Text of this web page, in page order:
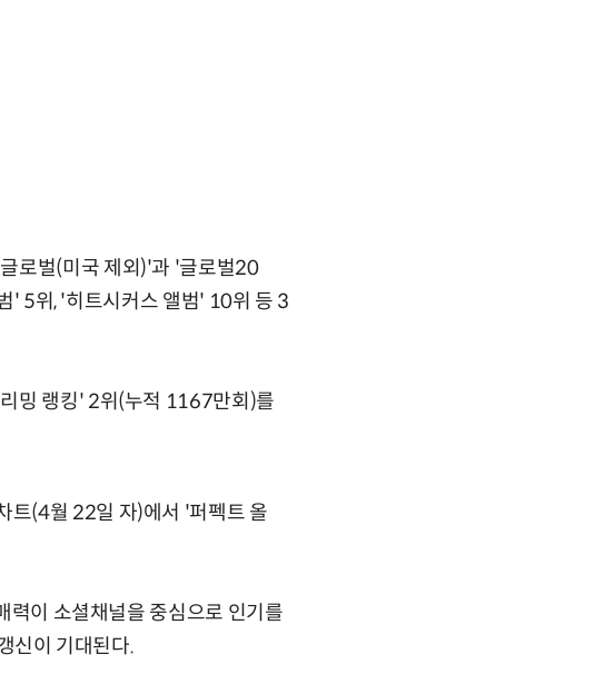
로벌(미국 제외)'과 '글로벌20
' 5위, '히트시커스 앨범' 10위 등 3
밍 랭킹' 2위(누적 1167만회)를
트(4월 22일 자)에서 '퍼펙트 올
력이 소셜채널을 중심으로 인기를
신이 기대된다.